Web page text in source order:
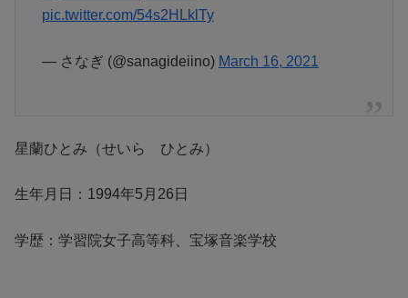
pic.twitter.com/54s2HLklTy
— さなぎ (@sanagideiino) March 16, 2021
星蘭ひとみ（せいら ひとみ）
生年月日：1994年5月26日
学歴：学習院女子高等科、宝塚音楽学校